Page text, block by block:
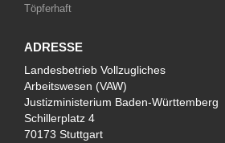
Töpferhaft
ADRESSE
Landesbetrieb Vollzugliches
Arbeitswesen (VAW)
Justizministerium Baden-Württemberg
Schillerplatz 4
70173 Stuttgart